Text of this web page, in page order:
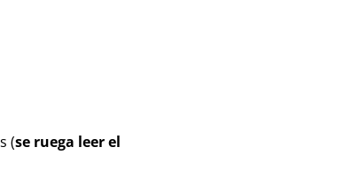
(se ruega leer el